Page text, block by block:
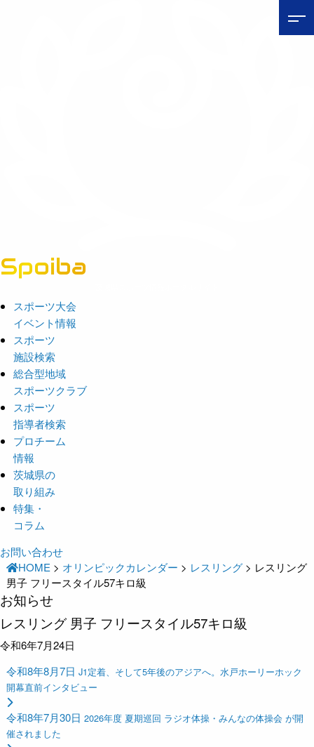
Spoiba
スポーツ大会
イベント情報
スポーツ
施設検索
総合型地域
スポーツクラブ
スポーツ
指導者検索
プロチーム
情報
茨城県の
取り組み
特集・
コラム
お問い合わせ
HOME > オリンピックカレンダー > レスリング > レスリング
男子 フリースタイル57キロ級
お知らせ
レスリング 男子 フリースタイル57キロ級
令和6年7月24日
令和8年8月7日 J1定着、そして5年後のアジアへ。水戸ホーリーホック
開幕直前インタビュー
令和8年7月30日 2026年度 夏期巡回 ラジオ体操・みんなの体操会 が開
催されました